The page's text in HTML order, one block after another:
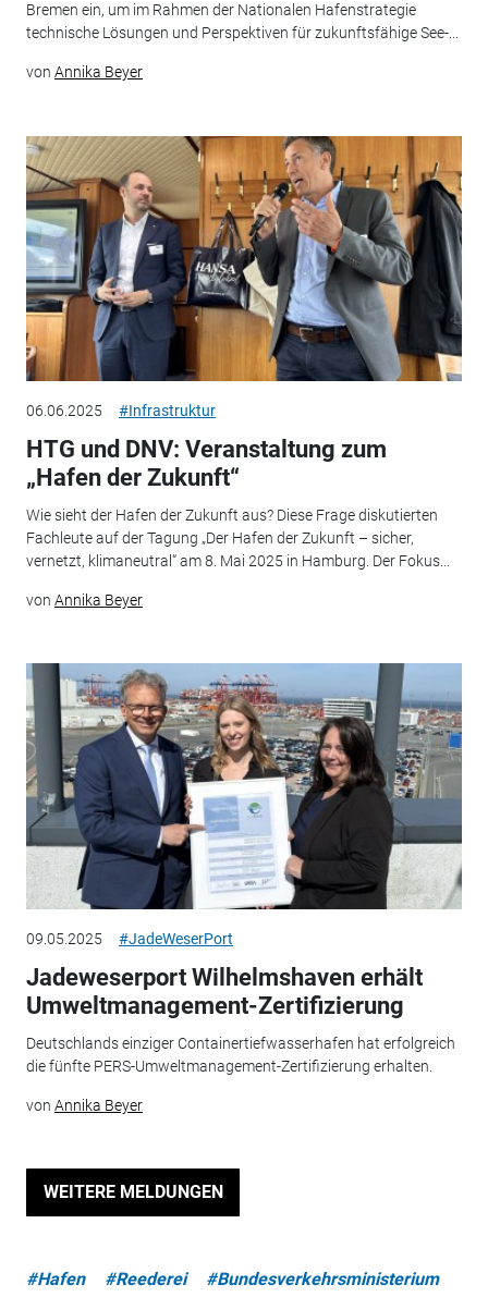
Bremen ein, um im Rahmen der Nationalen Hafenstrategie
technische Lösungen und Perspektiven für zukunftsfähige See-...
von Annika Beyer
06.06.2025 #Infrastruktur
HTG und DNV: Veranstaltung zum
„Hafen der Zukunft“
Wie sieht der Hafen der Zukunft aus? Diese Frage diskutierten
Fachleute auf der Tagung „Der Hafen der Zukunft – sicher,
vernetzt, klimaneutral“ am 8. Mai 2025 in Hamburg. Der Fokus...
von Annika Beyer
09.05.2025 #JadeWeserPort
Jadeweserport Wilhelmshaven erhält
Umweltmanagement-Zertifizierung
Deutschlands einziger Containertiefwasserhafen hat erfolgreich
die fünfte PERS-Umweltmanagement-Zertifizierung erhalten.
von Annika Beyer
WEITERE MELDUNGEN
#Hafen #Reederei #Bundesverkehrsministerium